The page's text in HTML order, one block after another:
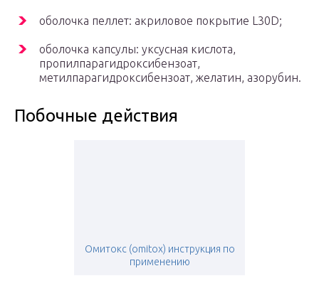
оболочка пеллет: акриловое покрытие L30D;
оболочка капсулы: уксусная кислота,
пропилпарагидроксибензоат,
метилпарагидроксибензоат, желатин, азорубин.
Побочные действия
Омитокс (omitox) инструкция по
применению